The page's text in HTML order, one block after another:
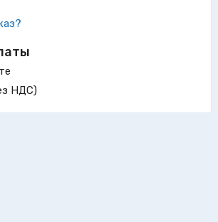
НДС)